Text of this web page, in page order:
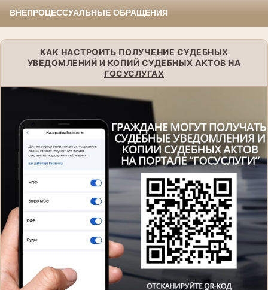
ВНЕПРОЦЕССУАЛЬНЫЕ ОБРАЩЕНИЯ
КАК НАСТРОИТЬ ПОЛУЧЕНИЕ СУДЕБНЫХ
УВЕДОМЛЕНИЙ И КОПИЙ СУДЕБНЫХ АКТОВ НА
ГОСУСЛУГАХ